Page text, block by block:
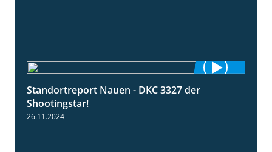
Standortreport Nauen - DKC 3327 der
Shootingstar!
26.11.2024